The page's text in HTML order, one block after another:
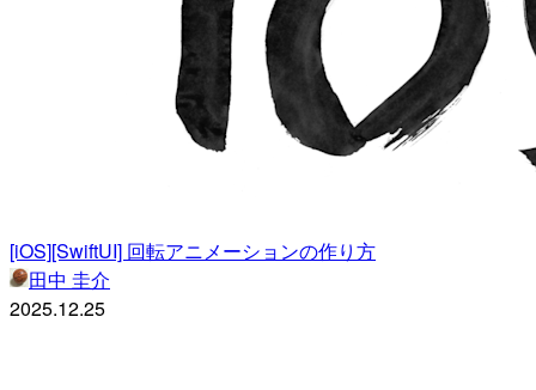
[iOS][SwiftUI] 回転アニメーションの作り方
田中 圭介
2025.12.25